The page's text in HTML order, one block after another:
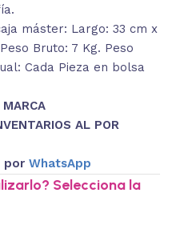
máster: Largo: 33 cm x
Bruto: 7 Kg. Peso
Cada Pieza en bolsa
AL POR
porWhatsApp
Selecciona la